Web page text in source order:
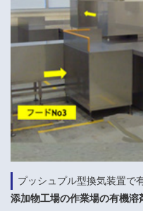
プッシュプル型換気装置で
添加物工場の作業場の有機溶